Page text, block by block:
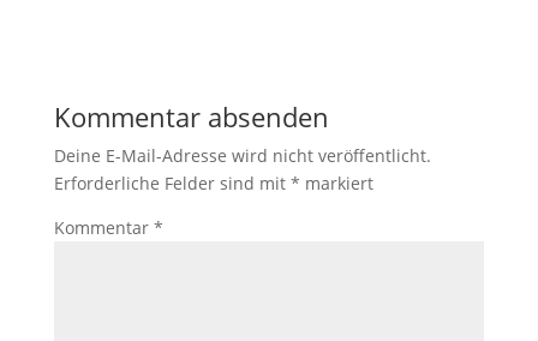
Kommentar absenden
Deine E-Mail-Adresse wird nicht veröffentlicht.
Erforderliche Felder sind mit * markiert
Kommentar *